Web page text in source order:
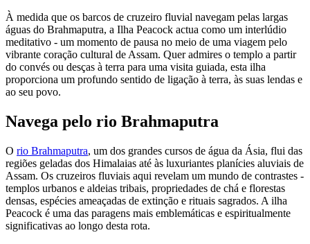
À medida que os barcos de cruzeiro fluvial navegam pelas largas
águas do Brahmaputra, a Ilha Peacock actua como um interlúdio
meditativo - um momento de pausa no meio de uma viagem pelo
vibrante coração cultural de Assam. Quer admires o templo a partir
do convés ou desças à terra para uma visita guiada, esta ilha
proporciona um profundo sentido de ligação à terra, às suas lendas e
ao seu povo.
Navega pelo rio Brahmaputra
O rio Brahmaputra, um dos grandes cursos de água da Ásia, flui das
regiões geladas dos Himalaias até às luxuriantes planícies aluviais de
Assam. Os cruzeiros fluviais aqui revelam um mundo de contrastes -
templos urbanos e aldeias tribais, propriedades de chá e florestas
densas, espécies ameaçadas de extinção e rituais sagrados. A ilha
Peacock é uma das paragens mais emblemáticas e espiritualmente
significativas ao longo desta rota.